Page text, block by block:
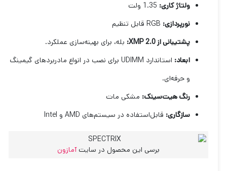
ولتاژ کاری:1.35 ولت
نورپردازی:RGB قابل تنظیم
پشتیبانی از XMP 2.0:
بله، برای بهینه‌سازی عملکرد.
ابعاد:
استاندارد UDIMM برای نصب در انواع مادربردهای گیمینگ
و حرفه‌ای.
رنگ هیت‌سینک:مشکی مات
سازگاری:قابل‌استفاده در سیستم‌های AMD و Intel
برسی این محصول در سایتآمازون